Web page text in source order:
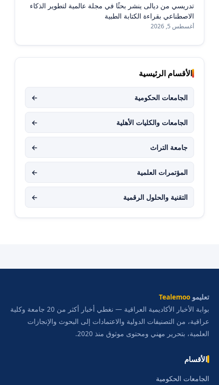
تدريسي من ديالى ينشر بحثًا في مجلة عالمية لتطوير الذكاء
الاصطناعي بقراءة الكتابة الطبية
أغسطس 5, 2026
الأقسام الرئيسية
الجامعات الحكومية ←
الجامعات والكليات الأهلية ←
جامعة التراث ←
المؤتمرات العلمية ←
التقنية والحلول الرقمية ←
تعليمو Tealemoo
بوابة الأخبار الأكاديمية العراقية — نغطي أخبار أكثر من 20 جامعة وكلية
عراقية، من التصنيفات الدولية والاعتمادات إلى البحوث والإنجازات
العلمية، بتحرير مهني ومحتوى موثوق منذ 2020.
الأقسام
الجامعات الحكومية